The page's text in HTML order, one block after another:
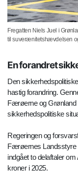
Fregatten Niels Juel i
til suverænitetshævdelsen
En forandret
Den
hastig forandring.
Færøerne og
sikkerhedspolitiske
Regeringen og
Færøernes Landsstyre
indgået to delaftaler
kroner i 2025.